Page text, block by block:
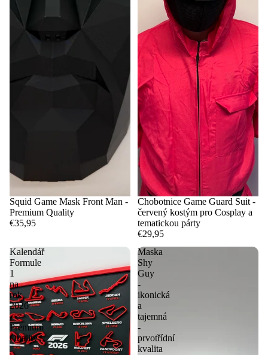
Squid Game Mask Front Man -
Premium Quality
€35,95
Chobotnice Game Guard Suit -
červený kostým pro Cosplay a
tematickou párty
€29,95
Kalendář
Formule
1
na
rok
2026
-
Premium
Quality
Maska
Shy
Guy
-
ikonická
a
tajemná
-
prvotřídní
kvalita